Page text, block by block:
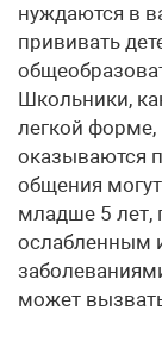
нуждаются в
прививать
Школьники,
легкой форме,
оказываются
общения
младше 5 лет,
ослабленным
может